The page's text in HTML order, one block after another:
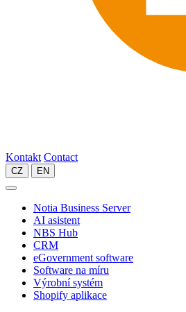
Kontakt Contact
CZ EN
Notia Business Server
AI asistent
NBS Hub
CRM
eGovernment software
Software na míru
Výrobní systém
Shopify aplikace